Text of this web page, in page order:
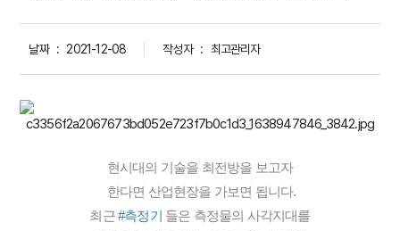
날짜 : 2021-12-08 작성자 : 최고관리자
현시대의 기술을 최전방을 보고자
한다면 산업현장을 가보면 됩니다.
최근 #측정기 들은 측정물의 사각지대를